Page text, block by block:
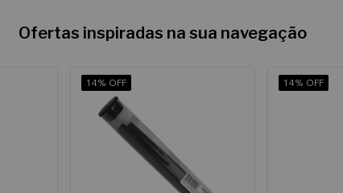
Ofertas inspiradas na sua navegação
14% OFF 14% OFF